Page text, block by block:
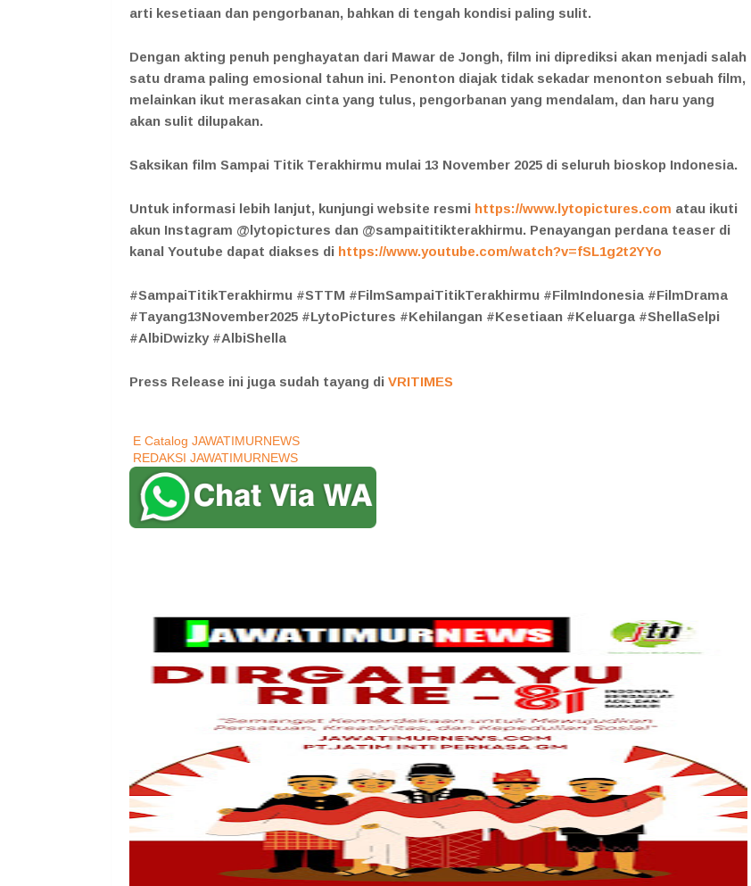
arti kesetiaan dan pengorbanan, bahkan di tengah kondisi paling sulit.
Dengan akting penuh penghayatan dari Mawar de Jongh, film ini diprediksi akan menjadi salah
satu drama paling emosional tahun ini. Penonton diajak tidak sekadar menonton sebuah film,
melainkan ikut merasakan cinta yang tulus, pengorbanan yang mendalam, dan haru yang
akan sulit dilupakan.
Saksikan film Sampai Titik Terakhirmu mulai 13 November 2025 di seluruh bioskop Indonesia.
Untuk informasi lebih lanjut, kunjungi website resmi https://www.lytopictures.com atau ikuti
akun Instagram @lytopictures dan @sampaititikterakhirmu. Penayangan perdana teaser di
kanal Youtube dapat diakses di https://www.youtube.com/watch?v=fSL1g2t2YYo
#SampaiTitikTerakhirmu #STTM #FilmSampaiTitikTerakhirmu #FilmIndonesia #FilmDrama
#Tayang13November2025 #LytoPictures #Kehilangan #Kesetiaan #Keluarga #ShellaSelpi
#AlbiDwizky #AlbiShella
Press Release ini juga sudah tayang di VRITIMES
E Catalog JAWATIMURNEWS
REDAKSI JAWATIMURNEWS